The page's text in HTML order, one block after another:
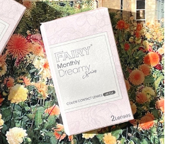
Search Contact